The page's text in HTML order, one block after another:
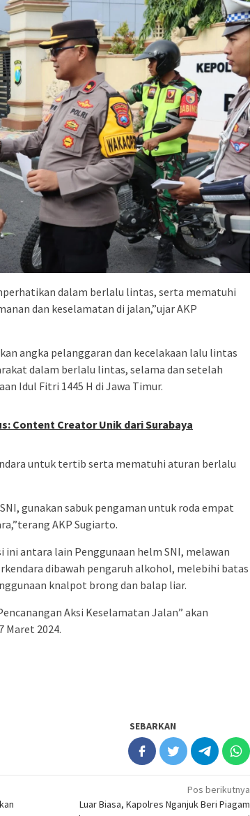
dalam berlalu lintas, serta mematuhi
dan keselamatan di jalan,”ujar AKP
angka pelanggaran dan kecelakaan lalu lintas
dalam berlalu lintas, selama dan setelah
Idul Fitri 1445 H di Jawa Timur.
Content Creator Unik dari Surabaya
untuk tertib serta mematuhi aturan berlalu
gunakan sabuk pengaman untuk roda empat
AKP Sugiarto.
ini antara lain Penggunaan helm SNI, melawan
dibawah pengaruh alkohol, melebihi batas
knalpot brong dan balap liar.
Aksi Keselamatan Jalan” akan
Maret 2024.
SEBARKAN
Pos berikutnya
Luar Biasa, Kapolres Nganjuk Beri Piagam